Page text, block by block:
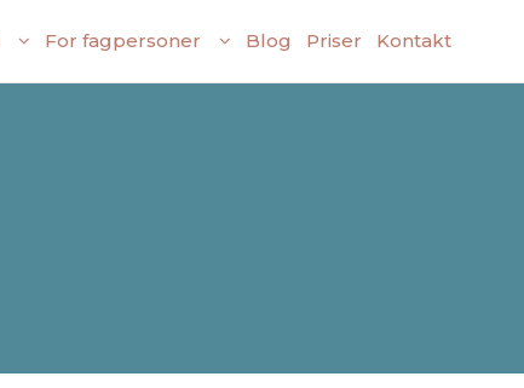
For fagpersoner Blog Priser Kontakt